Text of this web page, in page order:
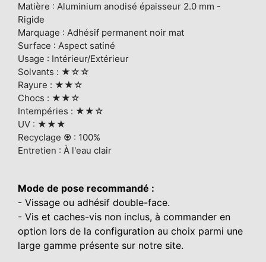
Matière : Aluminium anodisé épaisseur 2.0 mm -
Rigide
Marquage : Adhésif permanent noir mat
Surface : Aspect satiné
Usage : Intérieur/Extérieur
Solvants : ★☆☆
Rayure : ★★☆
Chocs : ★★☆
Intempéries : ★★☆
UV : ★★★
Recyclage ♼ : 100%
Entretien : À l'eau clair
Mode de pose recommandé :
- Vissage ou adhésif double-face.
- Vis et caches-vis non inclus, à commander en
option lors de la configuration au choix parmi une
large gamme présente sur notre site.